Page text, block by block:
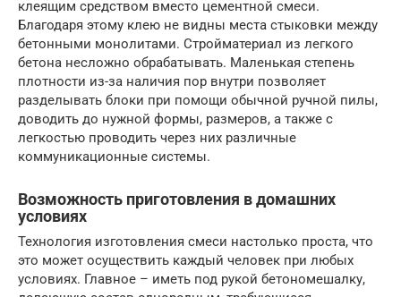
клеящим средством вместо цементной смеси.
Благодаря этому клею не видны места стыковки между
бетонными монолитами. Стройматериал из легкого
бетона несложно обрабатывать. Маленькая степень
плотности из-за наличия пор внутри позволяет
разделывать блоки при помощи обычной ручной пилы,
доводить до нужной формы, размеров, а также с
легкостью проводить через них различные
коммуникационные системы.
Возможность приготовления в домашних
условиях
Технология изготовления смеси настолько проста, что
это может осуществить каждый человек при любых
условиях. Главное – иметь под рукой бетономешалку,